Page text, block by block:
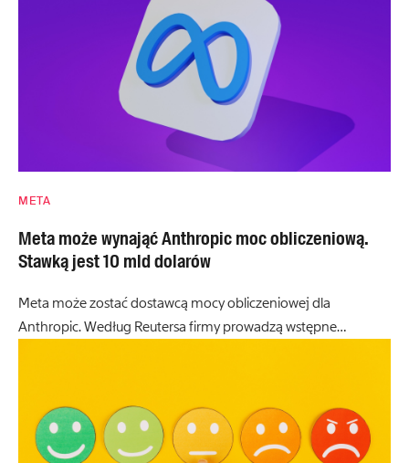
META
Meta może wynająć Anthropic moc obliczeniową.
Stawką jest 10 mld dolarów
Meta może zostać dostawcą mocy obliczeniowej dla
Anthropic. Według Reutersa firmy prowadzą wstępne…